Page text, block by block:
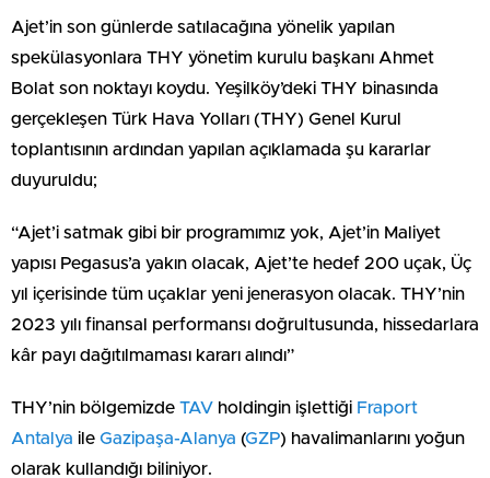
Ajet’in son günlerde satılacağına yönelik yapılan
spekülasyonlara THY yönetim kurulu başkanı Ahmet
Bolat son noktayı koydu. Yeşilköy’deki THY binasında
gerçekleşen Türk Hava Yolları (THY) Genel Kurul
toplantısının ardından yapılan açıklamada şu kararlar
duyuruldu;
“Ajet’i satmak gibi bir programımız yok, Ajet’in Maliyet
yapısı Pegasus’a yakın olacak, Ajet’te hedef 200 uçak, Üç
yıl içerisinde tüm uçaklar yeni jenerasyon olacak. THY’nin
2023 yılı finansal performansı doğrultusunda, hissedarlara
kâr payı dağıtılmaması kararı alındı”
THY’nin bölgemizde TAV holdingin işlettiği Fraport
Antalya ile Gazipaşa-Alanya (GZP) havalimanlarını yoğun
olarak kullandığı biliniyor.